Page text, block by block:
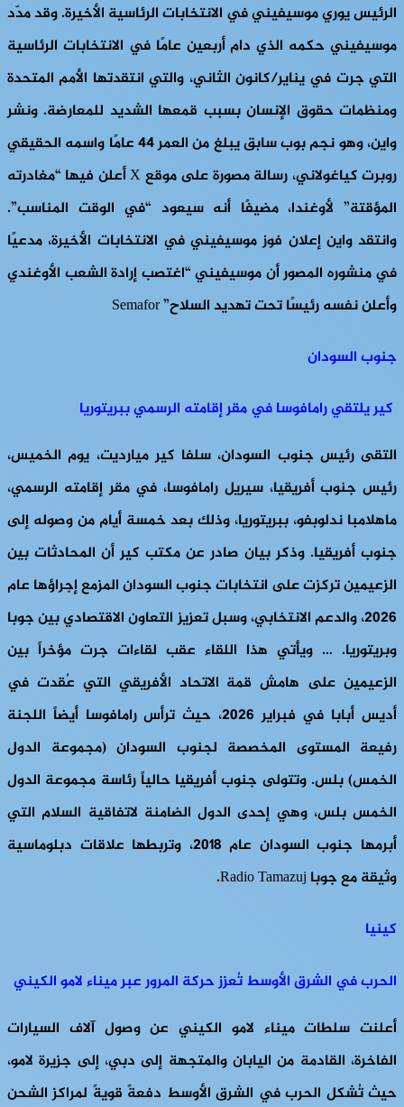
الرئيس يوري موسيفيني في الانتخابات الرئاسية الأخيرة. وقد مدّد
موسيفيني حكمه الذي دام أربعين عامًا في الانتخابات الرئاسية
التي جرت في يناير/كانون الثاني، والتي انتقدتها الأمم المتحدة
ومنظمات حقوق الإنسان بسبب قمعها الشديد للمعارضة. ونشر
واين، وهو نجم بوب سابق يبلغ من العمر 44 عامًا واسمه الحقيقي
روبرت كياغولاني، رسالة مصورة على موقع X أعلن فيها “مغادرته
المؤقتة” لأوغندا، مضيفًا أنه سيعود “في الوقت المناسب”.
وانتقد واين إعلان فوز موسيفيني في الانتخابات الأخيرة، مدعيًا
في منشوره المصور أن موسيفيني “اغتصب إرادة الشعب الأوغندي
وأعلن نفسه رئيسًا تحت تهديد السلاح” Semafor
جنوب السودان
كير يلتقي رامافوسا في مقر إقامته الرسمي ببريتوريا
التقى رئيس جنوب السودان، سلفا كير ميارديت، يوم الخميس،
رئيس جنوب أفريقيا، سيريل رامافوسا، في مقر إقامته الرسمي،
ماهلامبا ندلوبفو، ببريتوريا، وذلك بعد خمسة أيام من وصوله إلى
جنوب أفريقيا. وذكر بيان صادر عن مكتب كير أن المحادثات بين
الزعيمين تركزت على انتخابات جنوب السودان المزمع إجراؤها عام
2026، والدعم الانتخابي، وسبل تعزيز التعاون الاقتصادي بين جوبا
وبريتوريا. … ويأتي هذا اللقاء عقب لقاءات جرت مؤخراً بين
الزعيمين على هامش قمة الاتحاد الأفريقي التي عُقدت في
أديس أبابا في فبراير 2026، حيث ترأس رامافوسا أيضاً اللجنة
رفيعة المستوى المخصصة لجنوب السودان (مجموعة الدول
الخمس) بلس. وتتولى جنوب أفريقيا حالياً رئاسة مجموعة الدول
الخمس بلس، وهي إحدى الدول الضامنة لاتفاقية السلام التي
أبرمها جنوب السودان عام 2018، وتربطها علاقات دبلوماسية
وثيقة مع جوبا Radio Tamazuj.
كينيا
الحرب في الشرق الأوسط تُعزز حركة المرور عبر ميناء لامو الكيني
أعلنت سلطات ميناء لامو الكيني عن وصول آلاف السيارات
الفاخرة، القادمة من اليابان والمتجهة إلى دبي، إلى جزيرة لامو،
حيث تُشكل الحرب في الشرق الأوسط دفعةً قويةً لمراكز الشحن